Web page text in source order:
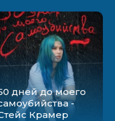
дней до моего
-
Крамер